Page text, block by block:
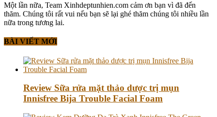
Một lần nữa, Team Xinhdeptunhien.com cảm ơn bạn vì đã đến
thăm. Chúng tôi rất vui nếu bạn sẽ lại ghé thăm chúng tôi nhiều lần
nữa trong tương lai.
BÀI VIẾT MỚI
Review Sữa rửa mặt thảo dược trị mụn
Innisfree Bija Trouble Facial Foam